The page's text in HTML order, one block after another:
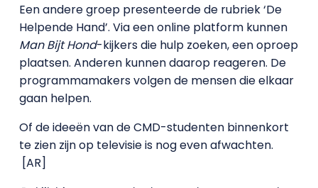
Een andere groep presenteerde de rubriek ‘De
Helpende Hand’. Via een online platform kunnen
Man Bijt Hond-kijkers die hulp zoeken, een oproep
plaatsen. Anderen kunnen daarop reageren. De
programmamakers volgen de mensen die elkaar
gaan helpen.
Of de ideeën van de CMD-studenten binnenkort
te zien zijn op televisie is nog even afwachten.
[AR]